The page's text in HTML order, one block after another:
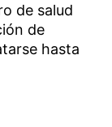
de salud
de
hasta